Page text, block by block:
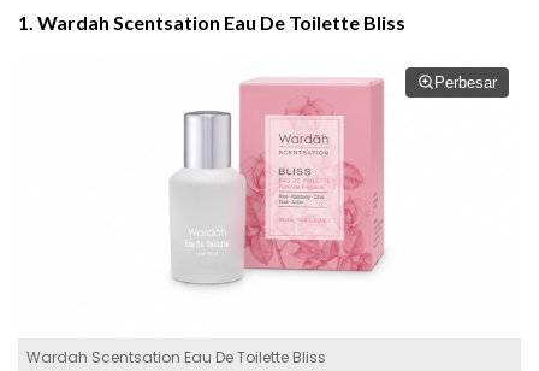
1. Wardah Scentsation Eau De Toilette Bliss
Perbesar
Wardah Scentsation Eau De Toilette Bliss